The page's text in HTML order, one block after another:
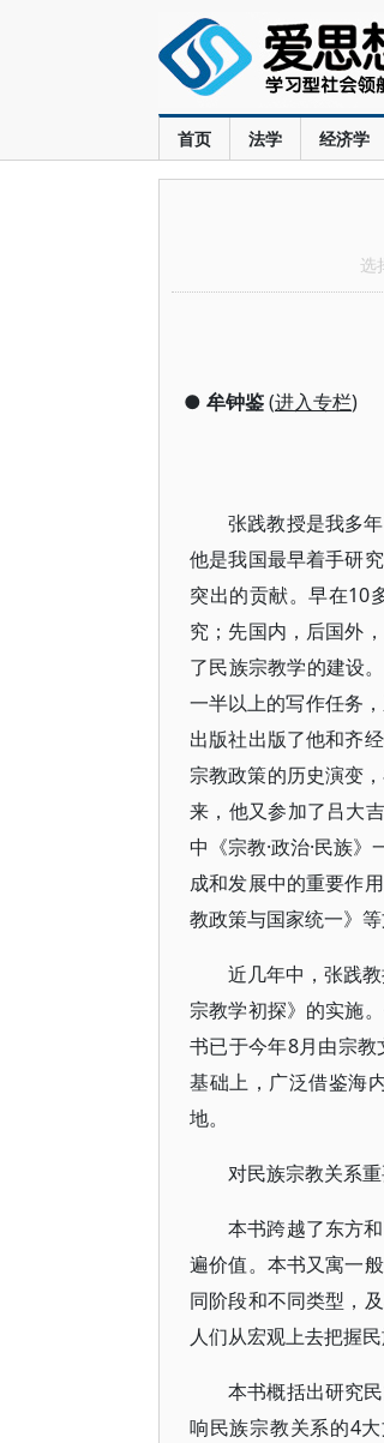
首页 法学 经济学
选
● 牟钟鉴(进入专栏)
张践教授是我多
他是我国最早着手研
突出的贡献。早在10
究；先国内，后国外
了民族宗教学的建设
一半以上的写作任务
出版社出版了他和齐
宗教政策的历史演变
来，他又参加了吕大
中《宗教·政治·民族
成和发展中的重要作
教政策与国家统一》等
近几年中，张践
宗教学初探》的实施
书已于今年8月由宗
基础上，广泛借鉴海
地。
对民族宗教关系
本书跨越了东方
遍价值。本书又寓一
同阶段和不同类型，
人们从宏观上去把握
本书概括出研究
响民族宗教关系的4